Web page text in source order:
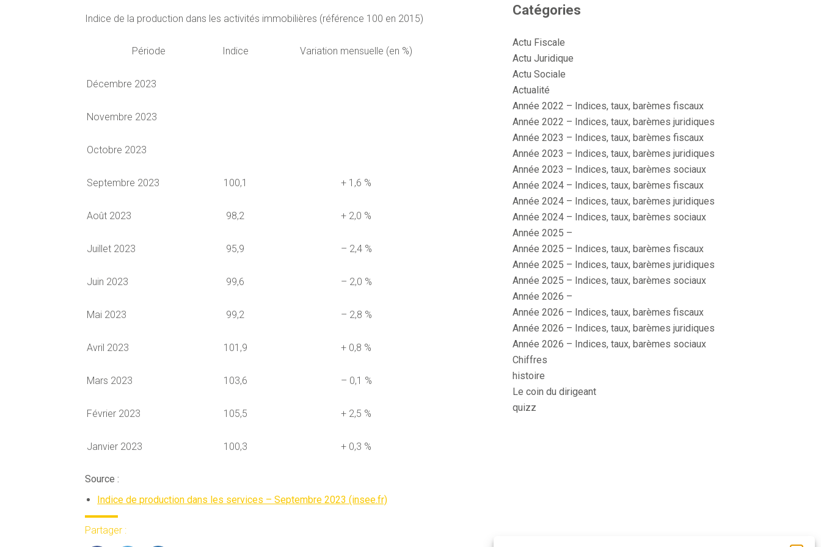
Indice de la production dans les activités immobilières (référence 100 en 2015)
Période Indice Variation mensuelle (en %)
Décembre 2023
Novembre 2023
Octobre 2023
Septembre 2023 100,1 + 1,6 %
Août 2023 98,2 + 2,0 %
Juillet 2023 95,9 – 2,4 %
Juin 2023 99,6 – 2,0 %
Mai 2023 99,2 – 2,8 %
Avril 2023 101,9 + 0,8 %
Mars 2023 103,6 – 0,1 %
Février 2023 105,5 + 2,5 %
Janvier 2023 100,3 + 0,3 %
Source :
Indice de production dans les services – Septembre 2023 (insee.fr)
Partager :
Catégories
Actu Fiscale
Actu Juridique
Actu Sociale
Actualité
Année 2022 – Indices, taux, barèmes fiscaux
Année 2022 – Indices, taux, barèmes juridiques
Année 2023 – Indices, taux, barèmes fiscaux
Année 2023 – Indices, taux, barèmes juridiques
Année 2023 – Indices, taux, barèmes sociaux
Année 2024 – Indices, taux, barèmes fiscaux
Année 2024 – Indices, taux, barèmes juridiques
Année 2024 – Indices, taux, barèmes sociaux
Année 2025 –
Année 2025 – Indices, taux, barèmes fiscaux
Année 2025 – Indices, taux, barèmes juridiques
Année 2025 – Indices, taux, barèmes sociaux
Année 2026 –
Année 2026 – Indices, taux, barèmes fiscaux
Année 2026 – Indices, taux, barèmes juridiques
Année 2026 – Indices, taux, barèmes sociaux
Chiffres
histoire
Le coin du dirigeant
quizz